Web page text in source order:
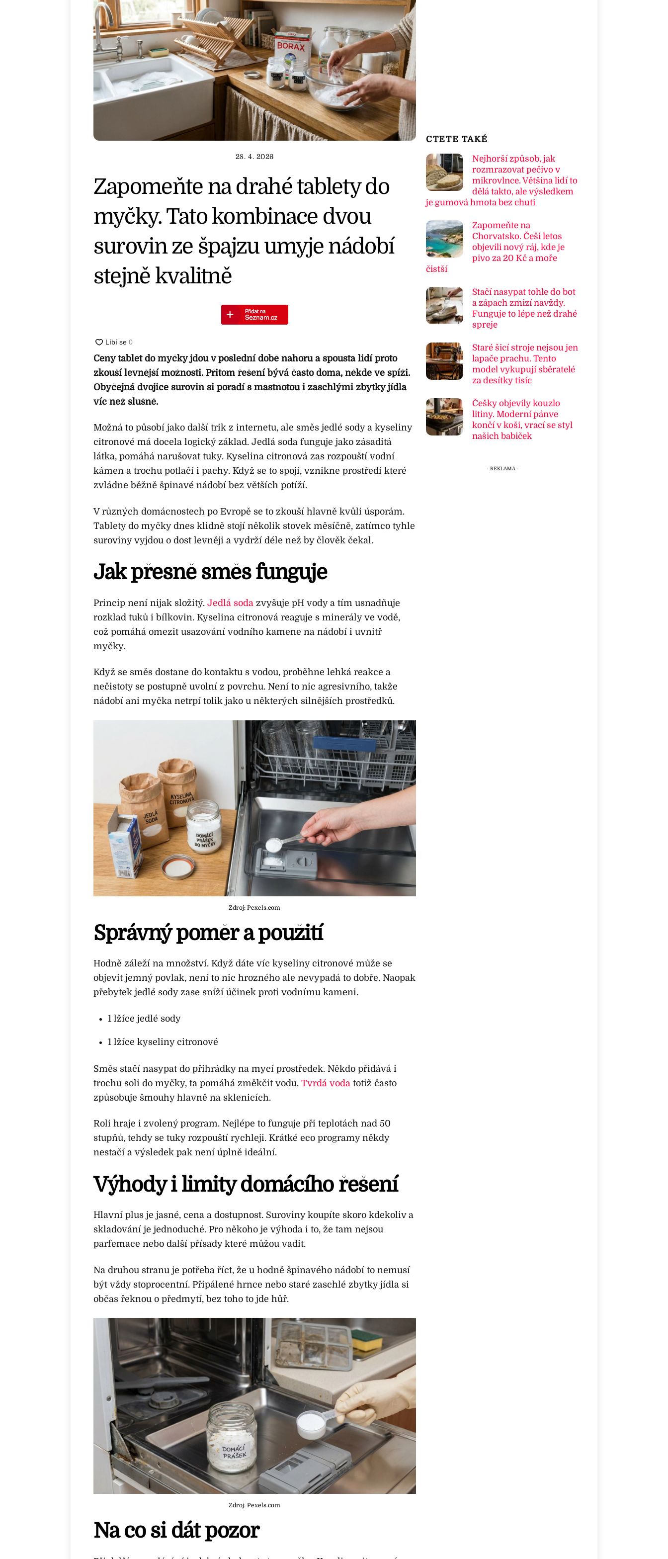
28. 4. 2026
Zapomeňte na drahé tablety do
myčky. Tato kombinace dvou
surovin ze špajzu umyje nádobí
stejně kvalitně
Ceny tablet do myčky jdou v poslední době nahoru a spousta lidí proto
zkouší levnější možnosti. Přitom řešení bývá často doma, někde ve spíži.
Obyčejná dvojice surovin si poradí s mastnotou i zaschlými zbytky jídla
víc než slušně.
Možná to působí jako další trik z internetu, ale směs jedlé sody a kyseliny
citronové má docela logický základ. Jedlá soda funguje jako zásaditá
látka, pomáhá narušovat tuky. Kyselina citronová zas rozpouští vodní
kámen a trochu potlačí i pachy. Když se to spojí, vznikne prostředí které
zvládne běžně špinavé nádobí bez větších potíží.
V různých domácnostech po Evropě se to zkouší hlavně kvůli úsporám.
Tablety do myčky dnes klidně stojí několik stovek měsíčně, zatímco tyhle
suroviny vyjdou o dost levněji a vydrží déle než by člověk čekal.
Jak přesně směs funguje
Princip není nijak složitý. Jedlá soda zvyšuje pH vody a tím usnadňuje
rozklad tuků i bílkovin. Kyselina citronová reaguje s minerály ve vodě,
což pomáhá omezit usazování vodního kamene na nádobí i uvnitř
myčky.
Když se směs dostane do kontaktu s vodou, proběhne lehká reakce a
nečistoty se postupně uvolní z povrchu. Není to nic agresivního, takže
nádobí ani myčka netrpí tolik jako u některých silnějších prostředků.
Zdroj: Pexels.com
Správný poměr a použití
Hodně záleží na množství. Když dáte víc kyseliny citronové může se
objevit jemný povlak, není to nic hrozného ale nevypadá to dobře. Naopak
přebytek jedlé sody zase sníží účinek proti vodnímu kameni.
1 lžíce jedlé sody
1 lžíce kyseliny citronové
Směs stačí nasypat do přihrádky na mycí prostředek. Někdo přidává i
trochu soli do myčky, ta pomáhá změkčit vodu. Tvrdá voda totiž často
způsobuje šmouhy hlavně na sklenicích.
Roli hraje i zvolený program. Nejlépe to funguje při teplotách nad 50
stupňů, tehdy se tuky rozpouští rychleji. Krátké eco programy někdy
nestačí a výsledek pak není úplně ideální.
Výhody i limity domácího řešení
Hlavní plus je jasné, cena a dostupnost. Suroviny koupíte skoro kdekoliv a
skladování je jednoduché. Pro někoho je výhoda i to, že tam nejsou
parfemace nebo další přísady které můžou vadit.
Na druhou stranu je potřeba říct, že u hodně špinavého nádobí to nemusí
být vždy stoprocentní. Připálené hrnce nebo staré zaschlé zbytky jídla si
občas řeknou o předmytí, bez toho to jde hůř.
Zdroj: Pexels.com
Na co si dát pozor
ČTETE TAKÉ
Nejhorší způsob, jak
rozmrazovat pečivo v
mikrovlnce. Většina lidí to
dělá takto, ale výsledkem
je gumová hmota bez chuti
Zapomeňte na
Chorvatsko. Češi letos
objevili nový ráj, kde je
pivo za 20 Kč a moře
čistší
Stačí nasypat tohle do bot
a zápach zmizí navždy.
Funguje to lépe než drahé
spreje
Staré šicí stroje nejsou jen
lapače prachu. Tento
model vykupují sběratelé
za desítky tisíc
Češky objevily kouzlo
litiny. Moderní pánve
končí v koši, vrací se styl
našich babiček